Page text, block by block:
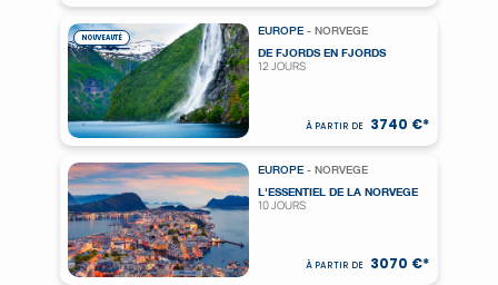
EUROPE - NORVEGE
DE FJORDS EN FJORDS
12 JOURS
À PARTIR DE 3740 €*
NOUVEAUTÉ
EUROPE - NORVEGE
L'ESSENTIEL DE LA NORVEGE
10 JOURS
À PARTIR DE 3070 €*